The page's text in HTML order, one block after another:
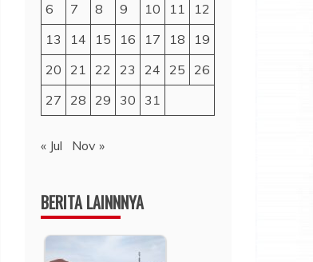
6
7 8 9 10 11
12
13
14 15 16 17 18
19
20
21 22 23 24 25
26
27
28 29 30 31
« Jul Nov »
BERITA LAINNNYA